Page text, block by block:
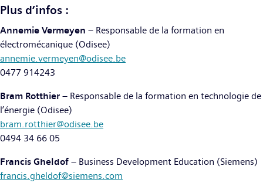
Plus d’infos :
Annemie Vermeyen – Responsable de la formation en
électromécanique (Odisee)
annemie.vermeyen@odisee.be
0477 914243
Bram Rotthier – Responsable de la formation en technologie de
l’énergie (Odisee)
bram.rotthier@odisee.be
0494 34 66 05
Francis Gheldof – Business Development Education (Siemens)
francis.gheldof@siemens.com